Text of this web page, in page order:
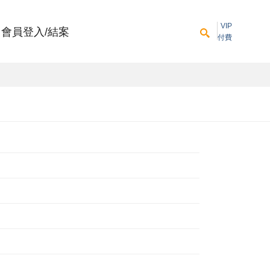
VIP
付費
會員登入/結案